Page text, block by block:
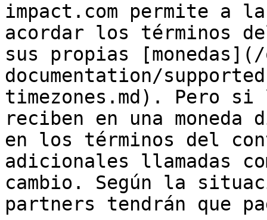
impact.com permite a
acordar los términos
sus propias
documentation/
timezones.md). Pero
reciben en una
en los términos del
adicionales llamadas
cambio. Según la
partners tendrán que